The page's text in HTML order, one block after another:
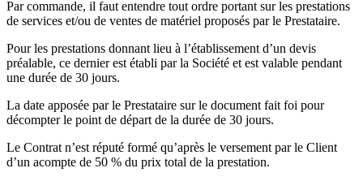
Par commande, il faut entendre tout ordre portant sur les prestations
de services et/ou de ventes de matériel proposés par le Prestataire.
Pour les prestations donnant lieu à l’établissement d’un devis
préalable, ce dernier est établi par la Société et est valable pendant
une durée de 30 jours.
La date apposée par le Prestataire sur le document fait foi pour
décompter le point de départ de la durée de 30 jours.
Le Contrat n’est réputé formé qu’après le versement par le Client
d’un acompte de 50 % du prix total de la prestation.